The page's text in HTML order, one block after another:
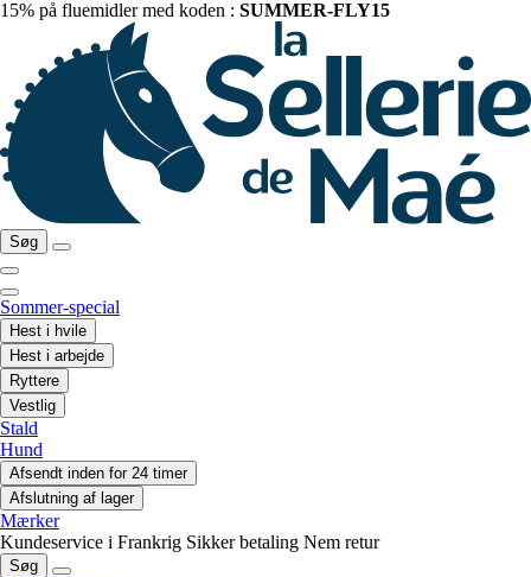
15% på fluemidler med koden : SUMMER-FLY15
Søg
Sommer-special
Hest i hvile
Hest i arbejde
Ryttere
Vestlig
Stald
Hund
Afsendt inden for 24 timer
Afslutning af lager
Mærker
Kundeservice i Frankrig Sikker betaling Nem retur
Søg